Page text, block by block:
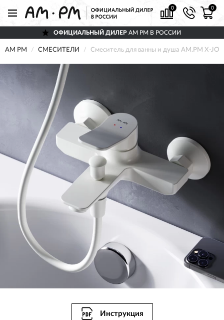
0 0
ОФИЦИАЛЬНЫЙ ДИЛЕР AM PM В РОССИИ
AM PM СМЕСИТЕЛИ Смеситель для ванны и душа AM.PM X-
Инструкция